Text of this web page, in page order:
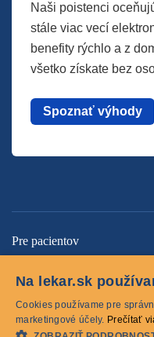
Naši poistenci
stále viac vecí
benefity rýchlo a z
všetko získate bez
Spoznať výhody
Pre pacientov
Na lekar.sk
Cookies používame pre
marketingové účely. Prečítať